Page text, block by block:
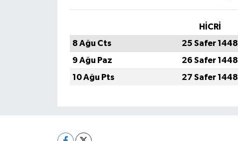
HİCRİ
8 Ağu Cts
25 Safer 1448
9 Ağu Paz
26 Safer 1448
10 Ağu Pts
27 Safer 1448